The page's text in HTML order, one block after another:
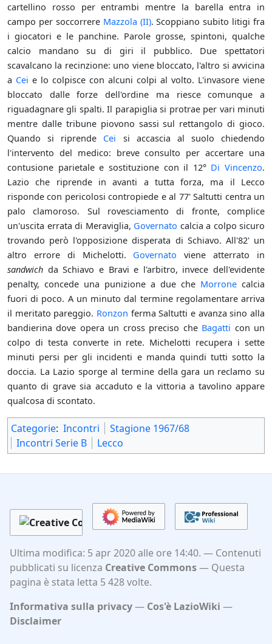
cartellino rosso per entrambi mentre la barella entra in
campo per soccorrere Mazzola (II). Scoppiano subito litigi fra
i giocatori e le panchine. Parole grosse, spintoni, qualche
calcio mandano su di giri il pubblico. Due spettatori
scavalcano la recinzione: uno viene bloccato, l'altro si avvicina
a Cei e lo colpisce con alcuni colpi al volto. L'invasore viene
bloccato dalle forze dell'ordine ma riesce comunque a
riguadagnare gli spalti. Il parapiglia si protrae per vari minuti
mentre dalle tribune piovono sassi sul rettangolo di gioco.
Quando si riprende Cei si accascia al suolo chiedendo
l'intervento del medico: breve consulto per accertare una
contusione parietale e sostituzione con il 12° Di Vincenzo.
Lazio che riprende in avanti a tutta forza, ma il Lecco
risponde con pericolosi contropiede e al 77' Saltutti centra un
palo clamoroso. Sul rovesciamento di fronte, complice
un'uscita errata di Meraviglia, Governato calcia a colpo sicuro
trovando però l'opposizione disperata di Schiavo. All'82' un
altro errore di Michelotti. Governato viene atterrato in
sandwich da Schiavo e Bravi e l'arbitro, invece dell'evidente
penalty, concede una punizione a due che Morrone calcia
fuori di poco. A un minuto dal termine regolamentare arriva
il meritato pareggio. Ronzon ferma Saltutti e avanza sino alla
bandierina dove opera un cross preciso che Bagatti con un
colpo di testa converte in rete. Michelotti recupera i sette
minuti persi per gli incidenti e manda quindi tutti sotto la
doccia. La Lazio sporge al termine della gara un reclamo su
quanto di grave sia accaduto e la vittoria a tavolino appare
qualcosa di scontato.
Categorie: Incontri
Stagione 1967/68
Incontri Serie B
Lecco
Ultima modifica: 5 apr 2020 alle ore 14:40.
Contenuti
pubblicati su licenza Creative Commons
Questa
pagina è stata letta 5 428 volte.
Informativa sulla privacy
Cos'è LazioWiki
Disclaimer